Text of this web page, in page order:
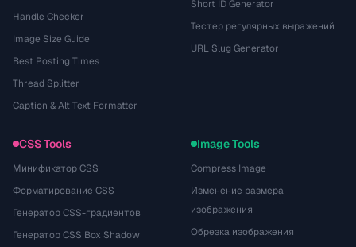
Handle Checker
Image Size Guide
Best Posting Times
Thread Splitter
Caption & Alt Text Formatter
Short ID Generator
Тестер регулярных выражений
URL Slug Generator
CSS Tools
Минификатор CSS
Форматирование CSS
Генератор CSS-градиентов
Генератор CSS Box Shadow
Image Tools
Compress Image
Изменение размера
изображения
Обрезка изображения